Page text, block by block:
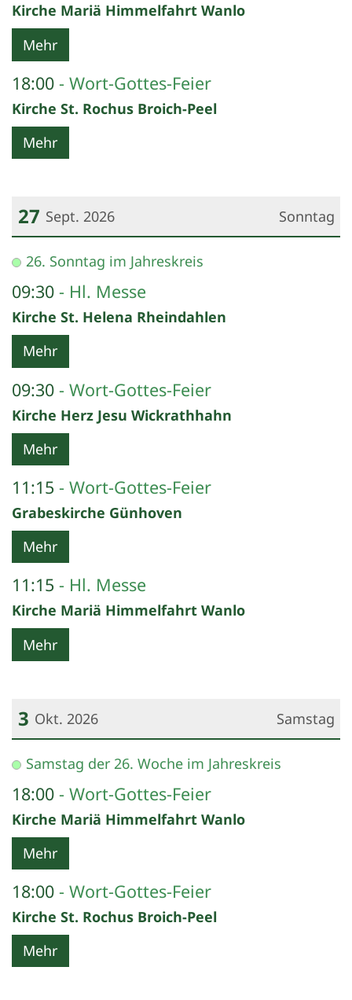
Kirche Mariä Himmelfahrt Wanlo
Mehr
18:00 Wort-Gottes-Feier
Kirche St. Rochus Broich-Peel
Mehr
Sonntag
27 Sept. 2026
Datum: 27. September 2026
26. Sonntag im Jahreskreis
09:30 Hl. Messe
Kirche St. Helena Rheindahlen
Mehr
09:30 Wort-Gottes-Feier
Kirche Herz Jesu Wickrathhahn
Mehr
11:15 Wort-Gottes-Feier
Grabeskirche Günhoven
Mehr
11:15 Hl. Messe
Kirche Mariä Himmelfahrt Wanlo
Mehr
Samstag
3 Okt. 2026
Datum: 3. Oktober 2026
Samstag der 26. Woche im Jahreskreis
18:00 Wort-Gottes-Feier
Kirche Mariä Himmelfahrt Wanlo
Mehr
18:00 Wort-Gottes-Feier
Kirche St. Rochus Broich-Peel
Mehr